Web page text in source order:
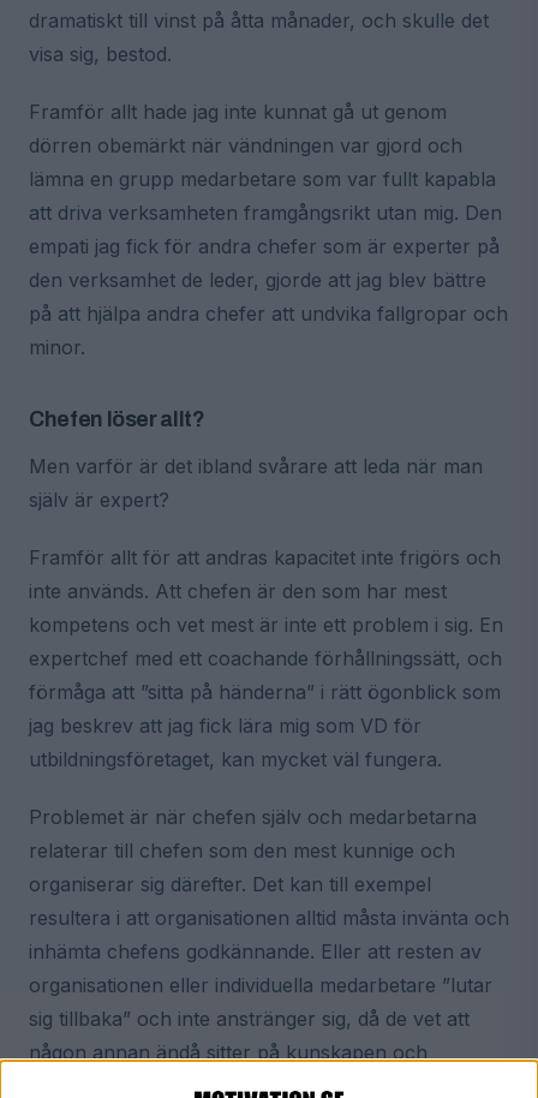
dramatiskt till vinst på åtta månader, och skulle det
visa sig, bestod.
Framför allt hade jag inte kunnat gå ut genom
dörren obemärkt när vändningen var gjord och
lämna en grupp medarbetare som var fullt kapabla
att driva verksamheten framgångsrikt utan mig. Den
empati jag fick för andra chefer som är experter på
den verksamhet de leder, gjorde att jag blev bättre
på att hjälpa andra chefer att undvika fallgropar och
minor.
Chefen löser allt?
Men varför är det ibland svårare att leda när man
själv är expert?
Framför allt för att andras kapacitet inte frigörs och
inte används. Att chefen är den som har mest
kompetens och vet mest är inte ett problem i sig. En
expertchef med ett coachande förhållningssätt, och
förmåga att ”sitta på händerna” i rätt ögonblick som
jag beskrev att jag fick lära mig som VD för
utbildningsföretaget, kan mycket väl fungera.
Problemet är när chefen själv och medarbetarna
relaterar till chefen som den mest kunnige och
organiserar sig därefter. Det kan till exempel
resultera i att organisationen alltid måsta invänta och
inhämta chefens godkännande. Eller att resten av
organisationen eller individuella medarbetare ”lutar
sig tillbaka” och inte anstränger sig, då de vet att
någon annan ändå sitter på kunskapen och